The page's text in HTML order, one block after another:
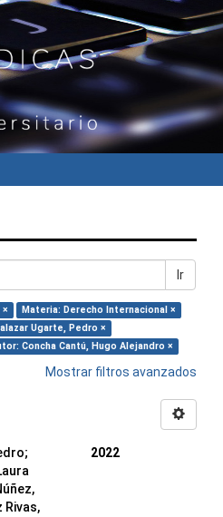
Ir
Materia: Derecho Internacional ×
Ugarte, Pedro ×
Concha Cantú, Hugo Alejandro ×
Mostrar filtros avanzados
;
Rivas,
2022